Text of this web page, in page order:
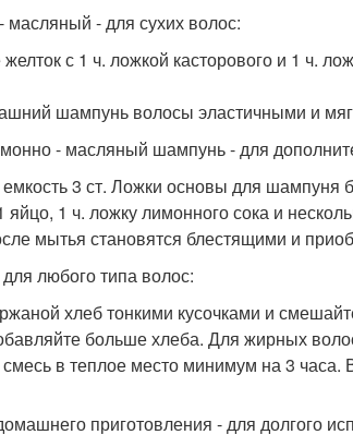
масляный - для сухих волос:
с 1 ч. ложкой касторового и 1 ч.
шампунь волосы эластичными и
- масляный шампунь - для
3 ст. Ложки основы для шампуня
яйцо, 1 ч. ложку лимонного сока и
мытья становятся блестящими и
любого типа волос:
хлеб тонкими кусочками и
больше хлеба. Для жирных
смесь в теплое место минимум на 3
приготовления - для долгого